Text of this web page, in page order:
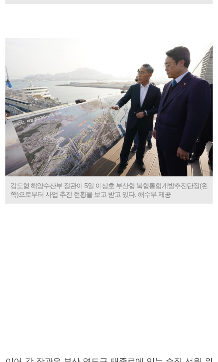
강도형 해양수산부 장관이 5일 이상호 부산항 북항통합개발추진단장(왼
쪽)으로부터 사업 추진 현황을 보고 받고 있다. 해수부 제공